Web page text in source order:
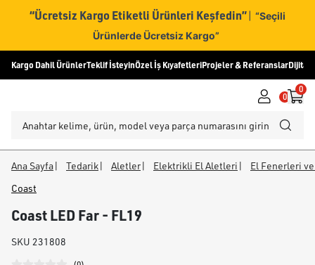
“Ücretsiz Kargo Etiketli Ürünleri Keşfedin” | “Seçili
Ürünlerde Ücretsiz Kargo”
Kargo Dahil ÜrünlerTeklif İsteyinÖzel İş KıyafetleriProjeler & ReferanslarDijital
0
0
Ana Sayfa| Tedarik| Aletler| Elektrikli El Aletleri |
El Fenerleri ve
Coast
Coast LED Far - FL19
SKU 231808